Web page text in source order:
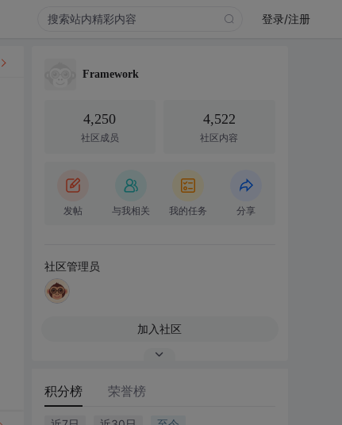
登录/注册
Framework
4,250
社区成员
4,522
社区内容
发帖 与我相关 我的任务 分享
社区管理员
加入社区
积分榜 荣誉榜